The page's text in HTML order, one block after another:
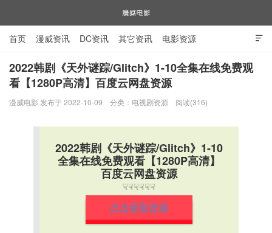
漫威电影

首页 漫威资讯 DC资讯 其它资讯 电影资源
电视剧资源 漫威图片
2022韩剧《天外谜踪/Glitch》1-10全集在线免费观
看【1280P高清】百度云网盘资源
漫威电影 发布于 2022-10-09 分类： 电视剧资源 阅读(316)
2022韩剧《天外谜踪/Glitch》1-10
全集在线免费观看【1280P高清】
百度云网盘资源
☟☟☟☟☟☟
点击获取资源